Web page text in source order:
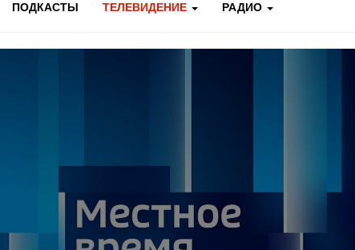
ПОДКАСТЫ ТЕЛЕВИДЕНИЕ РАДИО